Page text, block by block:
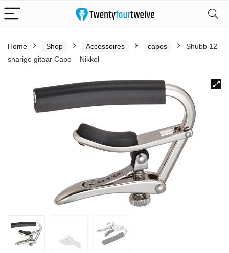
Home Shop Accessoires capos
Shubb 12-
snarige gitaar Capo – Nikkel